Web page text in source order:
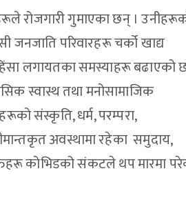
रोजगारी गुमाएका छन् ।
जनजाति परिवारहरू चर्को खाद्य
लगायतका समस्याहरू बढाएको
स्वास्थ तथा मनोसामाजिक
संस्कृति, धर्म, परम्परा,
अवस्थामा रहेका समुदाय,
कोभिडको संकटले थप मारमा